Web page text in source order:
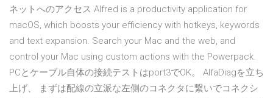
ネットへのアクセス Alfred is a productivity application for
macOS, which boosts your efficiency with hotkeys, keywords
and text expansion. Search your Mac and the web, and
control your Mac using custom actions with the Powerpack.
PCとケーブル自体の接続テストはport3でOK。 AlfaDiagを立ち
上げ、 まずは配線の立派な左側のコネクタに繋いでコネクシ